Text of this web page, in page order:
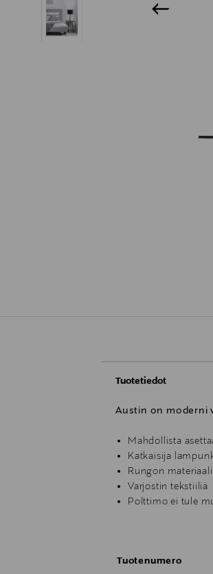
Tuotetiedot
Austin on moderni
Mahdollista
Katkaisija
Rungon
Varjostin tekstiiliä
Polttimo ei tule
Tuotenumero